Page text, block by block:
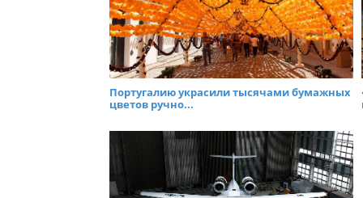
Португалию украсили тысячами бумажных
цветов ручно...